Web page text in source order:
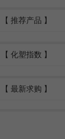
【 推荐产品 】
【 化塑指数 】
【 最新求购 】